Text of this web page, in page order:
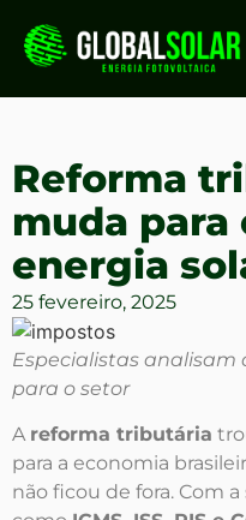
Reforma
muda para
energia
25 fevereiro, 2025
Especialistas analisam
para o setor
A reforma tributária
para a economia
não ficou de fora. Com